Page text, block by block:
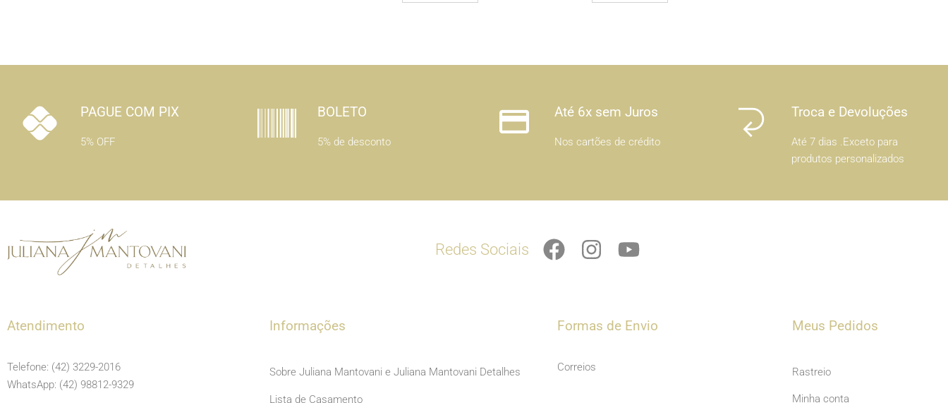
PAGUE COM PIX
5% OFF
BOLETO
5% de desconto
Até 6x sem Juros
Nos cartões de crédito
Troca e Devoluções
Até 7 dias .Exceto para
produtos personalizados
Redes Sociais
F
a
b
o
I
n
a
r
Y
o
u
Atendimento
Telefone: (42) 3229-2016
WhatsApp: (42) 98812-9329
Informações
Sobre Juliana Mantovani e Juliana Mantovani Detalhes
Lista de Casamento
Formas de Envio
Correios
Meus Pedidos
Rastreio
Minha conta